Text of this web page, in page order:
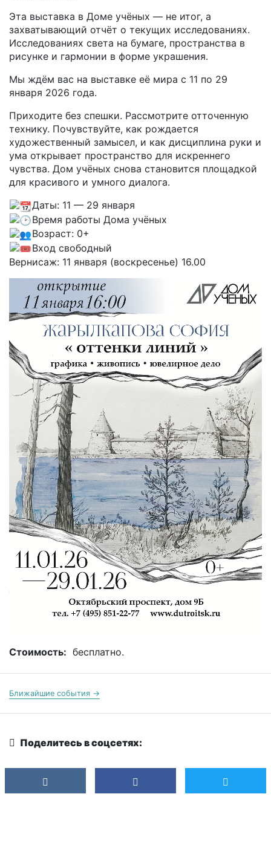
Эта выставка в Доме учёных — не итог, а
захватывающий отчёт о текущих исследованиях.
Исследованиях света на бумаге, пространства в
рисунке и гармонии в форме украшения.
Мы ждём вас на выставке её мира с 11 по 29
января 2026 года.
Приходите без спешки. Рассмотрите отточенную
технику. Почувствуйте, как рождается
художественный замысел, и как дисциплина руки и
ума открывает пространство для искреннего
чувства. Дом учёных снова становится площадкой
для красивого и умного диалога.
Даты: 11 — 29 января
Время работы Дома учёных
Возраст: 0+
Вход свободный
Вернисаж: 11 января (воскресенье) 16.00
Стоимость: бесплатно.
Ближайшие события →
Поделитесь в соцсетях: